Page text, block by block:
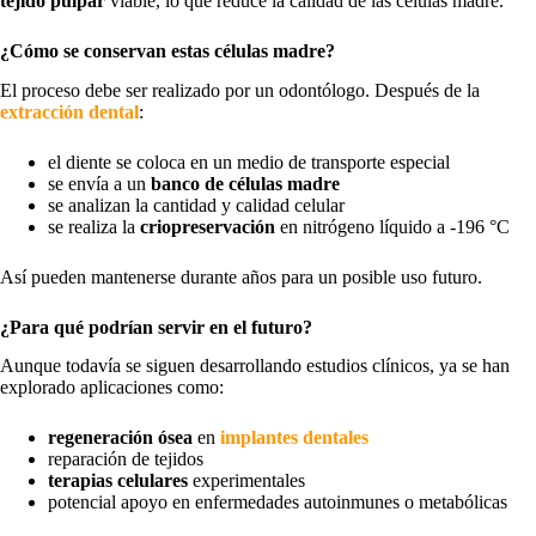
¿Cómo se conservan estas células madre?
El proceso debe ser realizado por un odontólogo. Después de la
extracción dental:
el diente se coloca en un medio de transporte especial
se envía a un banco de células madre
se analizan la cantidad y calidad celular
se realiza la criopreservación en nitrógeno líquido a -196 °C
Así pueden mantenerse durante años para un posible uso futuro.
¿Para qué podrían servir en el futuro?
Aunque todavía se siguen desarrollando estudios clínicos, ya se han
explorado aplicaciones como:
regeneración ósea en implantes dentales
reparación de tejidos
terapias celulares experimentales
potencial apoyo en enfermedades autoinmunes o metabólicas